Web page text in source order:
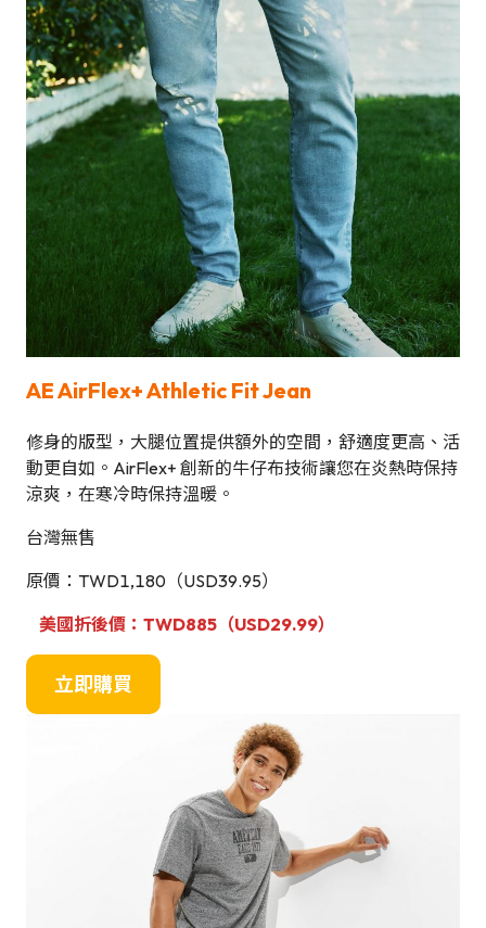
AE AirFlex+ Athletic Fit Jean
修身的版型，大腿位置提供額外的空間，舒適度更高、活
動更自如。AirFlex+ 創新的牛仔布技術讓您在炎熱時保持
涼爽，在寒冷時保持溫暖。
台灣無售
原價：TWD1,180（USD39.95）
美國折後價：TWD885（USD29.99）
立即購買